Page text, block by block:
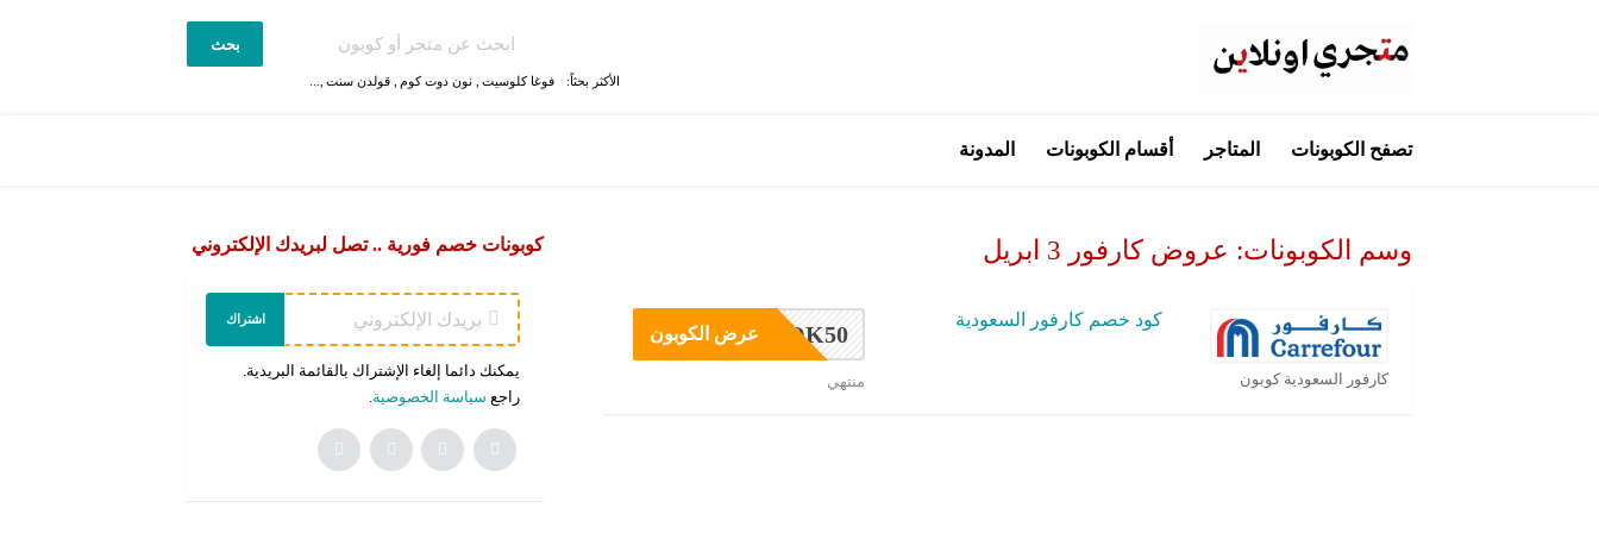
بحث
الأكثر بحثاً: فوغا كلوسيت نون دوت كوم قولدن سنت
إلى
تصفح الكوبونات المتاجر أقسام الكوبونات المدونة
وسم الكوبونات: عروض كارفور 3 ابريل
كارفور السعودية كوبون
كود خصم كارفور السعودية
OK50 عرض الكوبون
منتهي
كوبونات خصم فورية .. تصل لبريدك الإلكتروني
اشتراك
يمكنك دائما إلغاء الإشتراك بالقائمة البريدية.
راجع سياسة الخصوصية